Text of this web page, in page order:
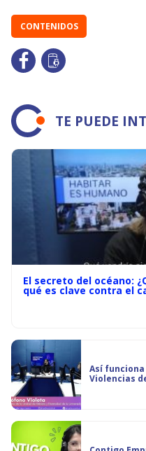
CONTENIDOS
TE PUEDE
El secreto del océano:
qué es clave contra el
Así
Violencias